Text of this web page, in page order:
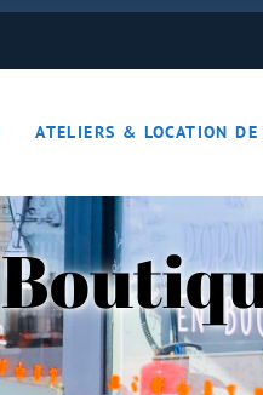
ATELIERS & LOCATION DE
ON JOUE… ON S’DETEND
JOUE… ON S’DETEND !!